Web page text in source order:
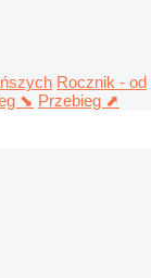
Rocznik - od
⬊ Przebieg ⬈